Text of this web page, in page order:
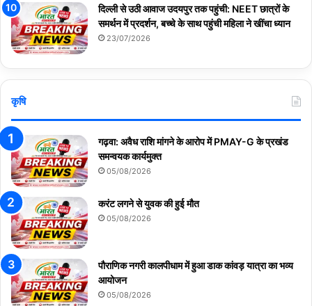
दिल्ली से उठी आवाज उदयपुर तक पहुंची: NEET छात्रों के
समर्थन में प्रदर्शन, बच्चे के साथ पहुंची महिला ने खींचा ध्यान
23/07/2026
कृषि
गढ़वा: अवैध राशि मांगने के आरोप में PMAY-G के प्रखंड
समन्वयक कार्यमुक्त
05/08/2026
करंट लगने से युवक की हुई मौत
05/08/2026
पौराणिक नगरी कालपीधाम में हुआ डाक कांवड़ यात्रा का भव्य
आयोजन
05/08/2026